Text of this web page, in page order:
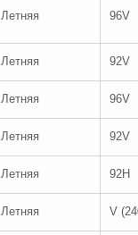
Летняя 96V
Летняя 92V
Летняя 96V
Летняя 92V
Летняя 92H
Летняя V